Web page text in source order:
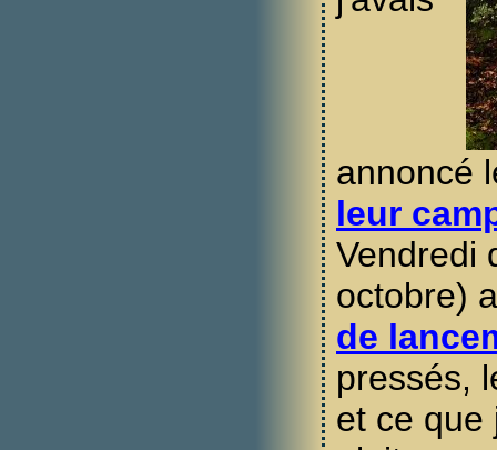
annoncé
leur
Vendredi
octobre)
de
pressés,
et ce que